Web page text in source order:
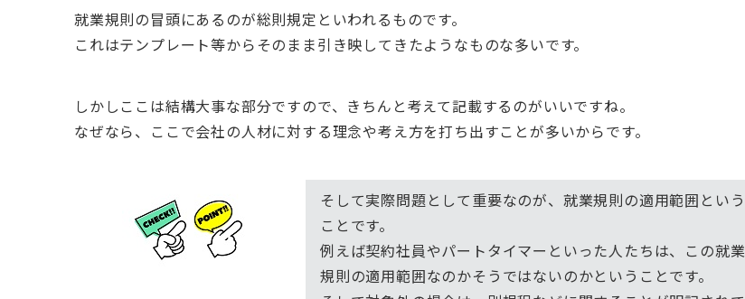
就業規則の冒頭にあるのが総則規定といわれるものです。
これはテンプレート等からそのまま引き映してきたようなものな多いです。
しかしここは結構大事な部分ですので、きちんと考えて記載するのがいいですね。
なぜなら、ここで会社の人材に対する理念や考え方を打ち出すことが多いからです。
そして実際問題として重要なのが、就業規則の適用範囲という
ことです。
例えば契約社員やパートタイマーといった人たちは、この就業
規則の適用範囲なのかそうではないのかということです。